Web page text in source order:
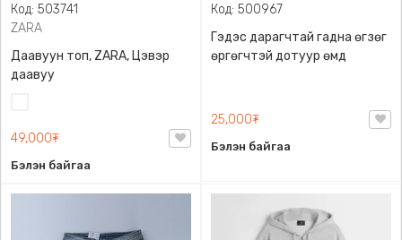
Код: 503741
ZARA
Даавуун топ, ZARA, Цэвэр
даавуу
49,000₮
Бэлэн байгаа
Код: 500967
Гэдэс дарагчтай гадна өгзөг
өргөгчтэй дотуур өмд
25,000₮
Бэлэн байгаа